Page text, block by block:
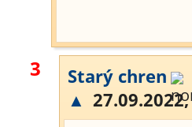
3
Starý chren
▲